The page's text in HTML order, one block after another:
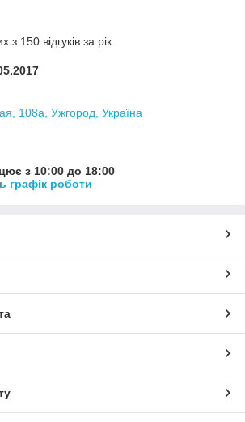
з 150 відгуків за рік
108а, Ужгород, Україна
з 10:00 до 18:00
графік роботи